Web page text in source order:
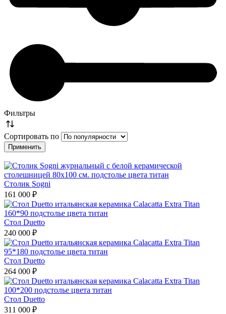
Фильтры
Сортировать по
Столик Sogni
161 000 ₽
Стол Duetto
240 000 ₽
Стол Duetto
264 000 ₽
Стол Duetto
311 000 ₽